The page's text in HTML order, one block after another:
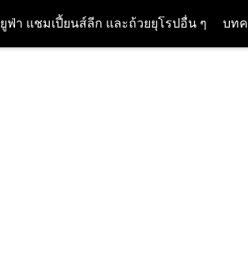
ยูฟ่า แชมเปี้ยนส์ลีก และถ้วยยุโรปอื่น ๆ บท